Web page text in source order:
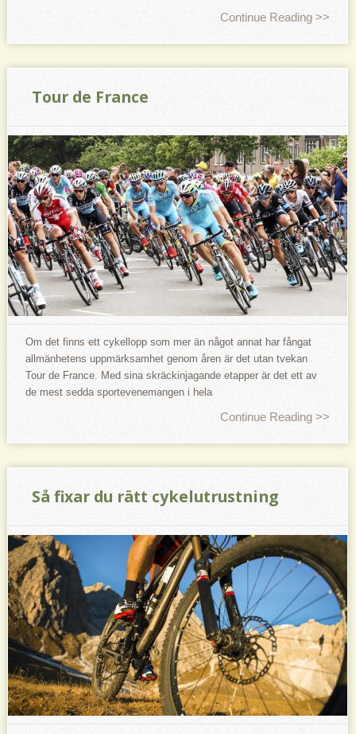
Continue Reading >>
Tour de France
Om det finns ett cykellopp som mer än något annat har fångat
allmänhetens uppmärksamhet genom åren är det utan tvekan
Tour de France. Med sina skräckinjagande etapper är det ett av
de mest sedda sportevenemangen i hela
Continue Reading >>
Så fixar du rätt cykelutrustning